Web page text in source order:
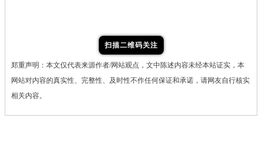
扫描二维码关注
郑重声明：本文仅代表来源作者/网站观点，文中陈述内容未经本站证实，本
网站对内容的真实性、完整性、及时性不作任何保证和承诺，请网友自行核实
相关内容。